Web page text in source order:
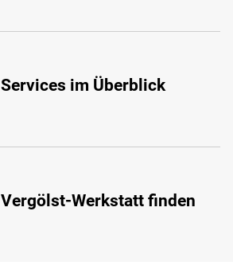
Services im Überblick
Vergölst-Werkstatt finden